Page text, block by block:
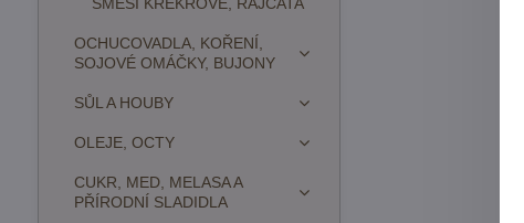
OCHUCOVADLA, KOŘENÍ,
SOJOVÉ OMÁČKY, BUJONY
SŮL A HOUBY
OLEJE, OCTY
CUKR, MED, MELASA A
PŘÍRODNÍ SLADIDLA